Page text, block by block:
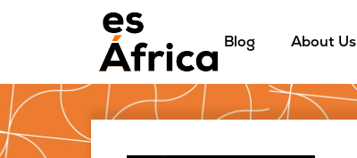
Blog About Us